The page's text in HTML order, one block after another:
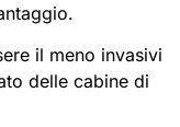
il meno invasivi
delle cabine di